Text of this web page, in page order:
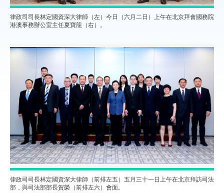
律政司司長林定國資深大律師（左）今日（六月二日）上午在北京拜會國務院
港澳事務辦公室主任夏寶龍（右）。
律政司司長林定國資深大律師（前排左五）五月三十一日上午在北京拜訪司法
部，與司法部部長賀榮（前排左六）會面。